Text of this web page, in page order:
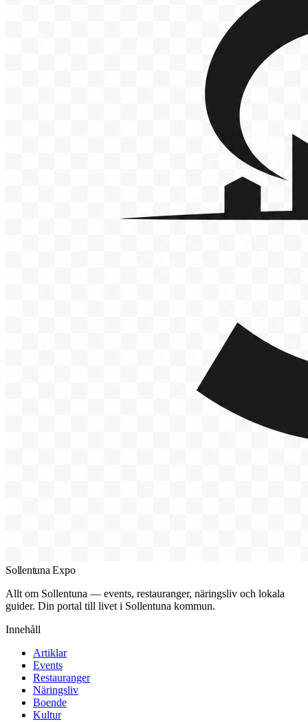
Sollentuna Expo
Allt om Sollentuna — events, restauranger, näringsliv och lokala
guider. Din portal till livet i Sollentuna kommun.
Innehåll
Artiklar
Events
Restauranger
Näringsliv
Boende
Kultur